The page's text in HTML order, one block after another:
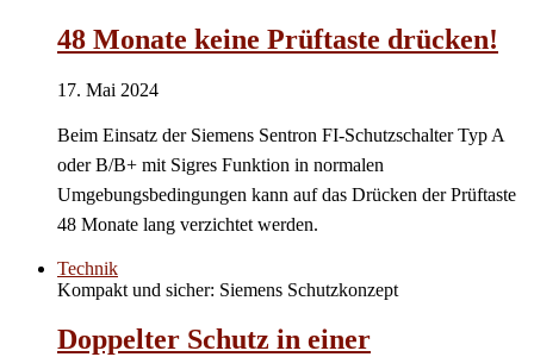
48 Monate keine Prüftaste drücken!
17. Mai 2024
Beim Einsatz der Siemens Sentron FI-Schutzschalter Typ A
oder B/B+ mit Sigres Funktion in normalen
Umgebungsbedingungen kann auf das Drücken der Prüftaste
48 Monate lang verzichtet werden.
Technik
Kompakt und sicher: Siemens Schutzkonzept
Doppelter Schutz in einer